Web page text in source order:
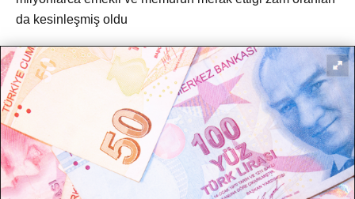
da kesinleşmiş oldu